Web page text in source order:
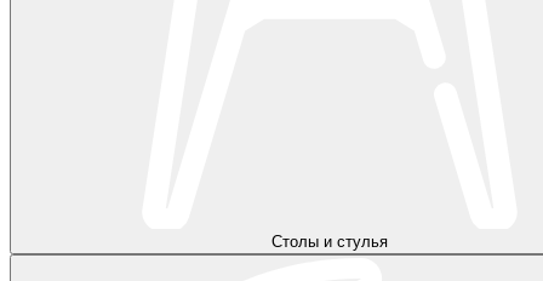
Столы и стулья